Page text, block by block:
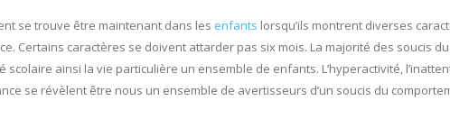
se trouve être maintenant dans les enfants lorsqu’ils montrent diverses
Certains caractères se doivent attarder pas six mois. La majorité des soucis
ainsi la vie particulière un ensemble de enfants. L’hyperactivité,
se révèlent être nous un ensemble de avertisseurs d’un soucis du